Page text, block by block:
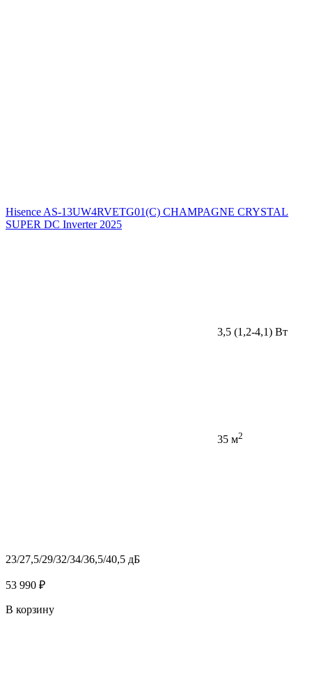
Hisence AS-13UW4RVETG01(C) CHAMPAGNE CRYSTAL
SUPER DC Inverter 2025
3,5 (1,2-4,1) Вт
35 м2
23/27,5/29/32/34/36,5/40,5 дБ
53 990 ₽
В корзину